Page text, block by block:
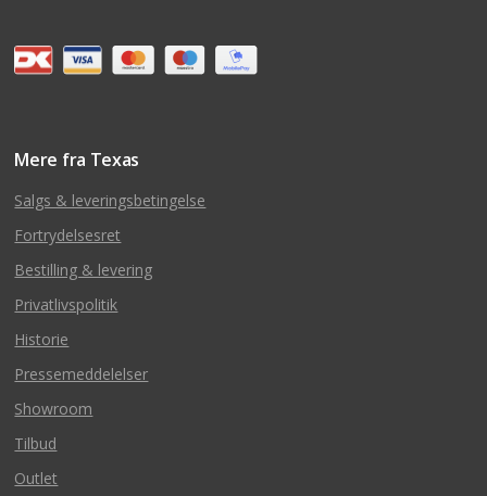
Mere fra Texas
Salgs & leveringsbetingelse
Fortrydelsesret
Bestilling & levering
Privatlivspolitik
Historie
Pressemeddelelser
Showroom
Tilbud
Outlet